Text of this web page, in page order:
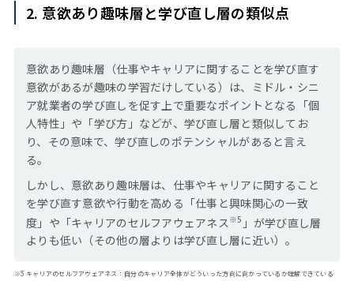
2. 意欲あり趣味層と学び直し層の類似点
意欲あり趣味層（仕事やキャリアに関することを学び直す
意欲があるが趣味の学習だけしている）は、ミドル・シニ
ア就業者の学び直しを促す上で重要なポイントとなる「個
人特性」や「学び方」などが、学び直し層と類似してお
り、その意味で、学び直しのポテンシャルがあると言え
る。
しかし、意欲あり趣味層は、仕事やキャリアに関すること
を学び直す意欲や行動を高める「仕事と興味関心の一致
度」や「キャリアのセルフアウェアネス ※5 」が学び直し層
よりも低い（その他の層よりは学び直し層に近い）。
※5 キャリアのセルフアウェアネス：自分のキャリア全体がどういった方向に向かっているか理解できている